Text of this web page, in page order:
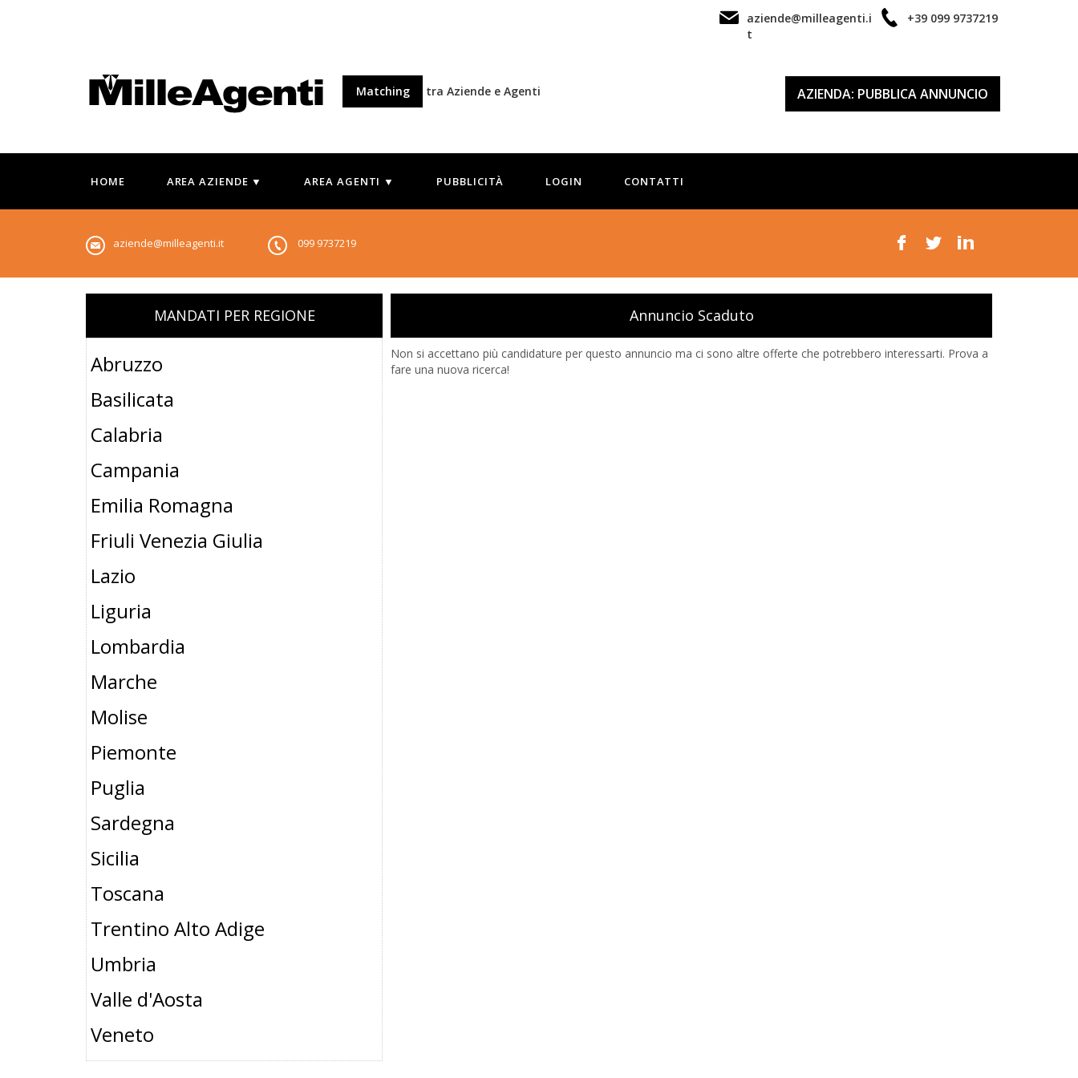
+39 099 9737219
aziende@milleagenti.i
t
Matching tra Aziende e Agenti AZIENDA: PUBBLICA ANNUNCIO
HOME AREA AZIENDE ▼ AREA AGENTI ▼ PUBBLICITÀ LOGIN CONTATTI
aziende@milleagenti.it 099 9737219
Annuncio Scaduto
Non si accettano più candidature per questo annuncio ma ci sono altre offerte che potrebbero interessarti. Prova a
fare una nuova ricerca!
MANDATI PER REGIONE
Abruzzo
Basilicata
Calabria
Campania
Emilia Romagna
Friuli Venezia Giulia
Lazio
Liguria
Lombardia
Marche
Molise
Piemonte
Puglia
Sardegna
Sicilia
Toscana
Trentino Alto Adige
Umbria
Valle d'Aosta
Veneto